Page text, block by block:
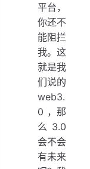
平台，
你还不
能阻拦
我。这
就是我
们说的
web3.
0 ，那
么 3.0
会不会
有未来